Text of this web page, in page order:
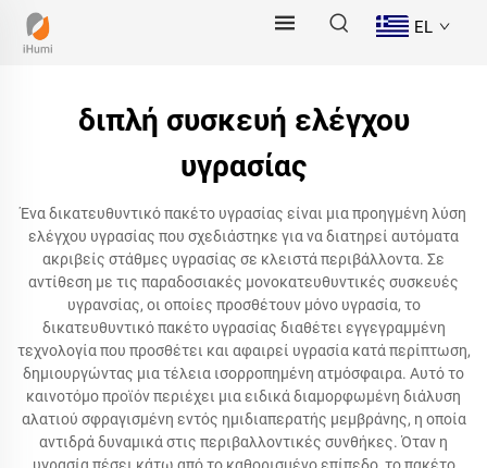
EL
διπλή συσκευή ελέγχου
υγρασίας
Ένα δικατευθυντικό πακέτο υγρασίας είναι μια προηγμένη λύση
ελέγχου υγρασίας που σχεδιάστηκε για να διατηρεί αυτόματα
ακριβείς στάθμες υγρασίας σε κλειστά περιβάλλοντα. Σε
αντίθεση με τις παραδοσιακές μονοκατευθυντικές συσκευές
υγρανσίας, οι οποίες προσθέτουν μόνο υγρασία, το
δικατευθυντικό πακέτο υγρασίας διαθέτει εγγεγραμμένη
τεχνολογία που προσθέτει και αφαιρεί υγρασία κατά περίπτωση,
δημιουργώντας μια τέλεια ισορροπημένη ατμόσφαιρα. Αυτό το
καινοτόμο προϊόν περιέχει μια ειδικά διαμορφωμένη διάλυση
αλατιού σφραγισμένη εντός ημιδιαπερατής μεμβράνης, η οποία
αντιδρά δυναμικά στις περιβαλλοντικές συνθήκες. Όταν η